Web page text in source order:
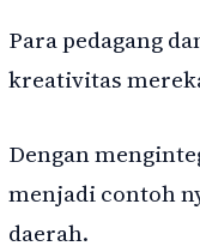
Para pedagang
kreativitas
Dengan
menjadi contoh
daerah.